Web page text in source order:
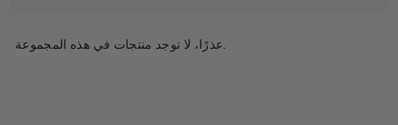
n
عذرًا، لا توجد منتجات في هذه المجموعة.